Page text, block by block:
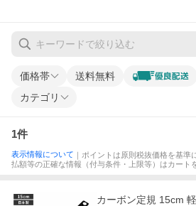
価格帯 送料無料
カテゴリ
1件
表示情報について ｜ポイントは原則税抜価格を基
払額等の正確な情報（付与条件・上限等）はカート
カーボン定規 15cm